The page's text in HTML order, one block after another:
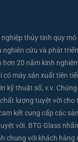
nghiệp thủy tinh quy
nghiên cứu và phát
20 năm kinh
có máy sản xuất tiên
kỹ thuật số, v.v.
lượng tuyệt vời cho
kết cung cấp các
vời. BTG Glass
chung với khách hàng